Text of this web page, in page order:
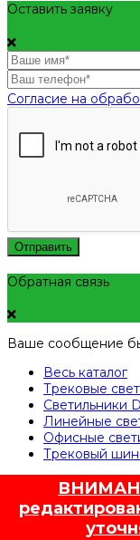
Оставить заявку
Согласие на
Отправить
Обратная связь
Ваше сообщение
Весь каталог
Трековые
Светильники
Линейные
Офисные
Трековый